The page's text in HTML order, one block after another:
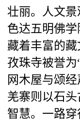
壮丽。人文
色达五明佛
藏着丰富的
孜珠寺被誉
网木屋与颂
羌寨则以石
智慧。一路